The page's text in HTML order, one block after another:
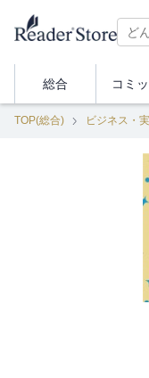
総合 コミ
TOP(総合) ビジネス・